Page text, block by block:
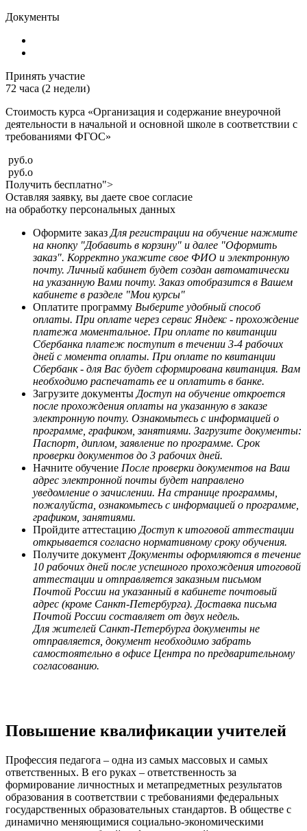
Документы
Принять участие
72 часа (2 недели)
Стоимость курса «Организация и содержание внеурочной
деятельности в начальной и основной школе в соответствии с
требованиями ФГОС»
руб.o
руб.o
Получить бесплатно">
Оставляя заявку, вы даете свое согласие
на обработку персональных данных
Оформите заказ Для регистрации на обучение нажмите
на кнопку "Добавить в корзину" и далее "Оформить
заказ". Корректно укажите свое ФИО и электронную
почту. Личный кабинет будет создан автоматически
на указанную Вами почту. Заказ отобразится в Вашем
кабинете в разделе "Мои курсы"
Оплатите программу Выберите удобный способ
оплаты. При оплате через сервис Яндекс - прохождение
платежа моментальное. При оплате по квитанции
Сбербанка платеж поступит в течении 3-4 рабочих
дней с момента оплаты. При оплате по квитанции
Сбербанк - для Вас будет сформирована квитанция. Вам
необходимо распечатать ее и оплатить в банке.
Загрузите документы Доступ на обучение откроется
после прохождения оплаты на указанную в заказе
электронную почту. Ознакомьтесь с информацией о
программе, графиком, занятиями. Загрузите документы:
Паспорт, диплом, заявление по программе. Срок
проверки документов до 3 рабочих дней.
Начните обучение После проверки документов на Ваш
адрес электронной почты будет направлено
уведомление о зачислении. На странице программы,
пожалуйста, ознакомьтесь с информацией о программе,
графиком, занятиями.
Пройдите аттестацию Доступ к итоговой аттестации
открывается согласно нормативному сроку обучения.
Получите документ Документы оформляются в течение
10 рабочих дней после успешного прохождения итоговой
аттестации и отправляется заказным письмом
Почтой России на указанный в кабинете почтовый
адрес (кроме Санкт-Петербурга). Доставка письма
Почтой России составляет от двух недель.
Для жителей Санкт-Петербурга документы не
отправляется, документ необходимо забрать
самостоятельно в офисе Центра по предварительному
согласованию.
Повышение квалификации учителей
Профессия педагога – одна из самых массовых и самых
ответственных. В его руках – ответственность за
формирование личностных и метапредметных результатов
образования в соответствии с требованиями федеральных
государственных образовательных стандартов. В обществе с
динамично меняющимися социально-экономическими